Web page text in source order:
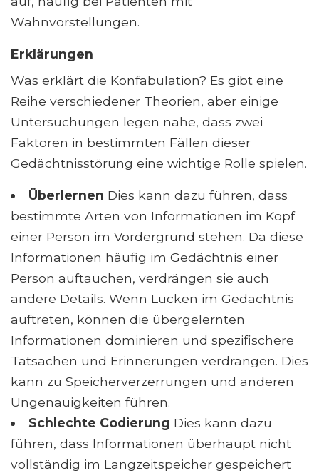
Wahnvorstellungen.
Erklärungen
Was erklärt die Konfabulation? Es gibt eine
Reihe verschiedener Theorien, aber einige
Untersuchungen legen nahe, dass zwei
Faktoren in bestimmten Fällen dieser
Gedächtnisstörung eine wichtige Rolle spielen.
Überlernen Dies kann dazu führen, dass
bestimmte Arten von Informationen im Kopf
einer Person im Vordergrund stehen. Da diese
Informationen häufig im Gedächtnis einer
Person auftauchen, verdrängen sie auch
andere Details. Wenn Lücken im Gedächtnis
auftreten, können die übergelernten
Informationen dominieren und spezifischere
Tatsachen und Erinnerungen verdrängen. Dies
kann zu Speicherverzerrungen und anderen
Ungenauigkeiten führen.
Schlechte Codierung Dies kann dazu
führen, dass Informationen überhaupt nicht
vollständig im Langzeitspeicher gespeichert